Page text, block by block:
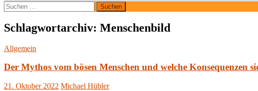
Suchen
nach:
Schlagwortarchiv: Menschenbild
Allgemein
Der Mythos vom bösen Menschen und welche Konsequenzen
21. Oktober 2022 Michael Hübler